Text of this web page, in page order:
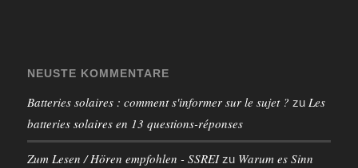
NEUSTE KOMMENTARE
Batteries solaires : comment s'informer sur le sujet ? zu Les
batteries solaires en 13 questions-réponses
Zum Lesen / Hören empfohlen - SSREIzu Warum es Sinn